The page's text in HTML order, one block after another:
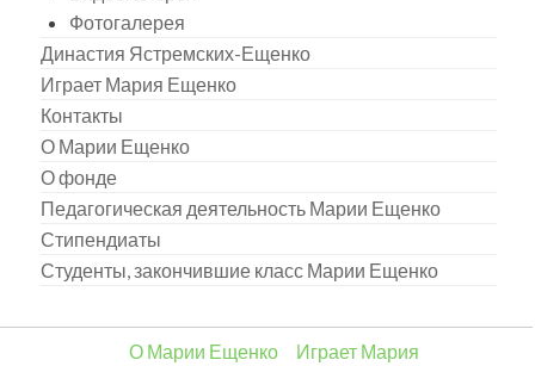
Фотогалерея
Династия Ястремских-Ещенко
Играет Мария Ещенко
Контакты
О Марии Ещенко
О фонде
Педагогическая деятельность Марии Ещенко
Стипендиаты
Студенты, закончившие класс Марии Ещенко
О Марии Ещенко
Играет Мария